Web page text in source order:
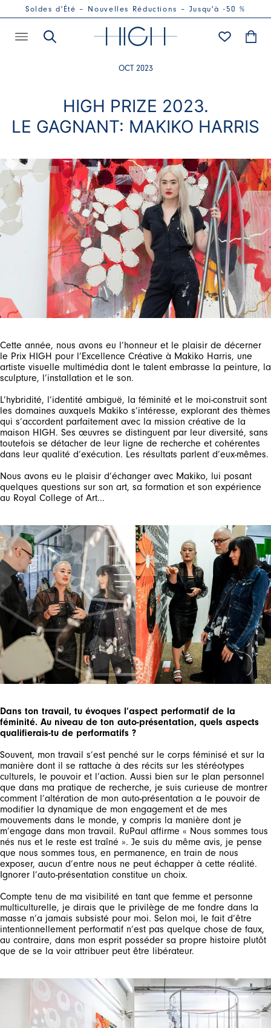
Soldes d'Été – Nouvelles Réductions – Jusqu'à -50 %
OCT 2023
HIGH PRIZE 2023.
LE GAGNANT: MAKIKO HARRIS
Cette année, nous avons eu l’honneur et le plaisir de décerner
le Prix HIGH pour l’Excellence Créative à Makiko Harris, une
artiste visuelle multimédia dont le talent embrasse la peinture, la
sculpture, l’installation et le son.
L’hybridité, l’identité ambiguë, la féminité et le moi-construit sont
les domaines auxquels Makiko s’intéresse, explorant des thèmes
qui s’accordent parfaitement avec la mission créative de la
maison HIGH. Ses œuvres se distinguent par leur diversité, sans
toutefois se détacher de leur ligne de recherche et cohérentes
dans leur qualité d’exécution. Les résultats parlent d’eux-mêmes.
Nous avons eu le plaisir d’échanger avec Makiko, lui posant
quelques questions sur son art, sa formation et son expérience
au Royal College of Art...
Dans ton travail, tu évoques l’aspect performatif de la
féminité. Au niveau de ton auto-présentation, quels aspects
qualifierais-tu de performatifs ?
Souvent, mon travail s’est penché sur le corps féminisé et sur la
manière dont il se rattache à des récits sur les stéréotypes
culturels, le pouvoir et l’action. Aussi bien sur le plan personnel
que dans ma pratique de recherche, je suis curieuse de montrer
comment l’altération de mon auto-présentation a le pouvoir de
modifier la dynamique de mon engagement et de mes
mouvements dans le monde, y compris la manière dont je
m’engage dans mon travail. RuPaul affirme « Nous sommes tous
nés nus et le reste est traîné ». Je suis du même avis, je pense
que nous sommes tous, en permanence, en train de nous
exposer, aucun d’entre nous ne peut échapper à cette réalité.
Ignorer l’auto-présentation constitue un choix.
Compte tenu de ma visibilité en tant que femme et personne
multiculturelle, je dirais que le privilège de me fondre dans la
masse n’a jamais subsisté pour moi. Selon moi, le fait d’être
intentionnellement performatif n’est pas quelque chose de faux,
au contraire, dans mon esprit posséder sa propre histoire plutôt
que de se la voir attribuer peut être libérateur.